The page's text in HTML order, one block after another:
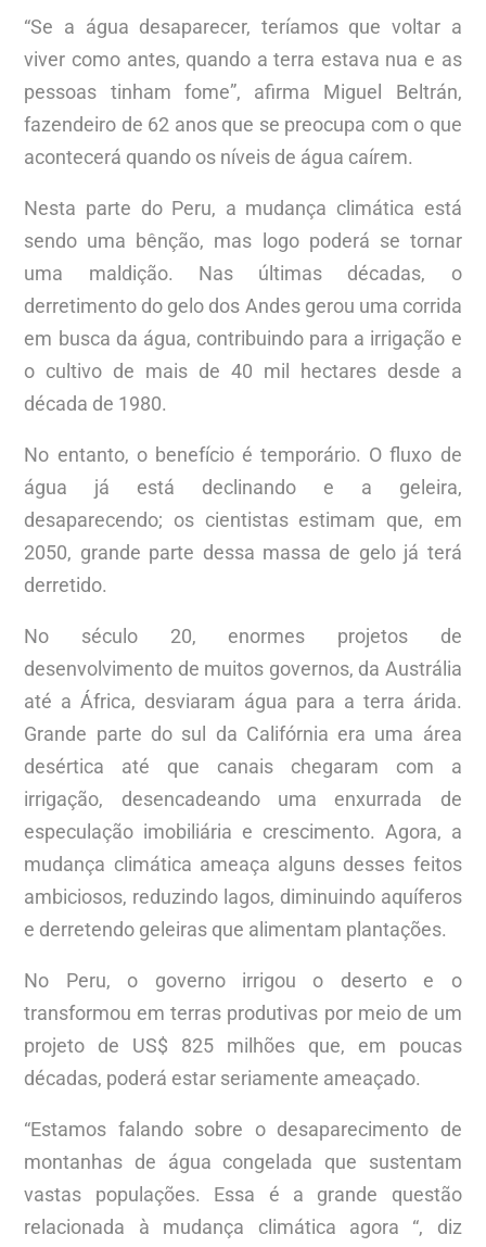
“Se a água desaparecer, teríamos que voltar a
viver como antes, quando a terra estava nua e as
pessoas tinham fome”, afirma Miguel Beltrán,
fazendeiro de 62 anos que se preocupa com o que
acontecerá quando os níveis de água caírem.
Nesta parte do Peru, a mudança climática está
sendo uma bênção, mas logo poderá se tornar
uma maldição. Nas últimas décadas, o
derretimento do gelo dos Andes gerou uma corrida
em busca da água, contribuindo para a irrigação e
o cultivo de mais de 40 mil hectares desde a
década de 1980.
No entanto, o benefício é temporário. O fluxo de
água já está declinando e a geleira,
desaparecendo; os cientistas estimam que, em
2050, grande parte dessa massa de gelo já terá
derretido.
No século 20, enormes projetos de
desenvolvimento de muitos governos, da Austrália
até a África, desviaram água para a terra árida.
Grande parte do sul da Califórnia era uma área
desértica até que canais chegaram com a
irrigação, desencadeando uma enxurrada de
especulação imobiliária e crescimento. Agora, a
mudança climática ameaça alguns desses feitos
ambiciosos, reduzindo lagos, diminuindo aquíferos
e derretendo geleiras que alimentam plantações.
No Peru, o governo irrigou o deserto e o
transformou em terras produtivas por meio de um
projeto de US$ 825 milhões que, em poucas
décadas, poderá estar seriamente ameaçado.
“Estamos falando sobre o desaparecimento de
montanhas de água congelada que sustentam
vastas populações. Essa é a grande questão
relacionada à mudança climática agora “, diz